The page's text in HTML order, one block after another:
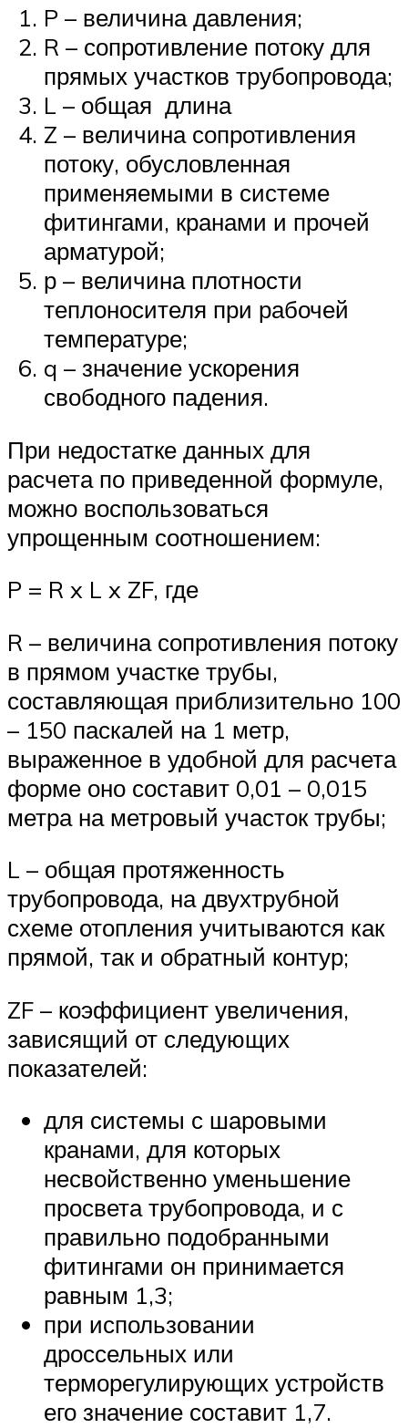
P – величина давления;
R – сопротивление потоку для
прямых участков трубопровода;
L – общая длина
Z – величина сопротивления
потоку, обусловленная
применяемыми в системе
фитингами, кранами и прочей
арматурой;
р – величина плотности
теплоносителя при рабочей
температуре;
q – значение ускорения
свободного падения.
При недостатке данных для
расчета по приведенной формуле,
можно воспользоваться
упрощенным соотношением:
P = R x L x ZF, где
R – величина сопротивления потоку
в прямом участке трубы,
составляющая приблизительно 100
– 150 паскалей на 1 метр,
выраженное в удобной для расчета
форме оно составит 0,01 – 0,015
метра на метровый участок трубы;
L – общая протяженность
трубопровода, на двухтрубной
схеме отопления учитываются как
прямой, так и обратный контур;
ZF – коэффициент увеличения,
зависящий от следующих
показателей:
для системы с шаровыми
кранами, для которых
несвойственно уменьшение
просвета трубопровода, и с
правильно подобранными
фитингами он принимается
равным 1,3;
при использовании
дроссельных или
терморегулирующих устройств
его значение составит 1,7.